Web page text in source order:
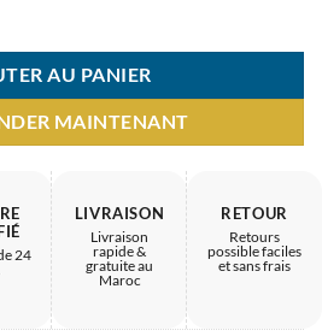
AU PANIER
MAINTENANT
24
LIVRAISON
Livraison
rapide &
gratuite au
Maroc
RETOUR
Retours
possible faciles
et sans frais